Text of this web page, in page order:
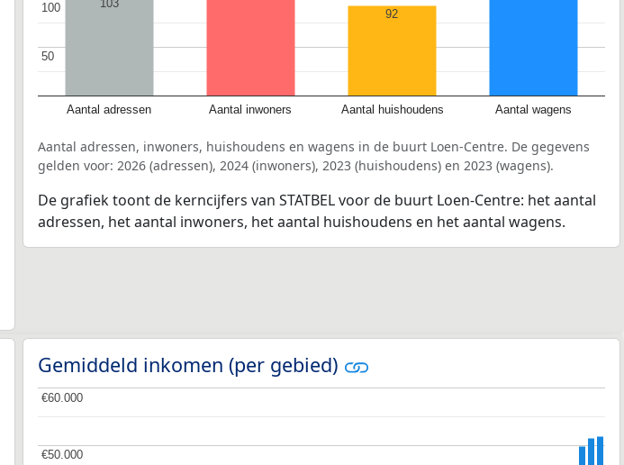
Aantal adressen Aantal inwoners Aantal huishoudens Aantal wagens
50
50
100
100 103
92
Aantal adressen, inwoners, huishoudens en wagens in de buurt Loen-Centre. De gegevens
gelden voor: 2026 (adressen), 2024 (inwoners), 2023 (huishoudens) en 2023 (wagens).
De grafiek toont de kerncijfers van STATBEL voor de buurt Loen-Centre: het aantal
adressen, het aantal inwoners, het aantal huishoudens en het aantal wagens.
Gemiddeld inkomen (per gebied)
€50.000
€50.000
€60.000
€60.000